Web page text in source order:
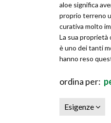
aloe significa
proprio terreno
curativa molto
La sua proprietà
è uno dei tanti
hanno reso
ordina per:
Esigenze